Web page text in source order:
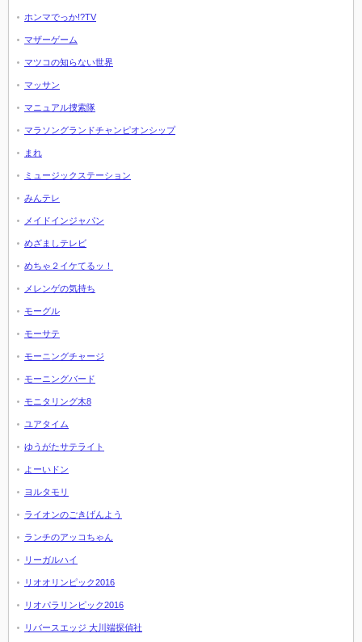
ホンマでっか!?TV
マザーゲーム
マツコの知らない世界
マッサン
マニュアル捜索隊
マラソングランドチャンピオンシップ
まれ
ミュージックステーション
みんテレ
メイドインジャパン
めざましテレビ
めちゃ２イケてるッ！
メレンゲの気持ち
モーグル
モーサテ
モーニングチャージ
モーニングバード
モニタリング木8
ユアタイム
ゆうがたサテライト
よーいドン
ヨルタモリ
ライオンのごきげんよう
ランチのアッコちゃん
リーガルハイ
リオオリンピック2016
リオパラリンピック2016
リバースエッジ 大川端探偵社